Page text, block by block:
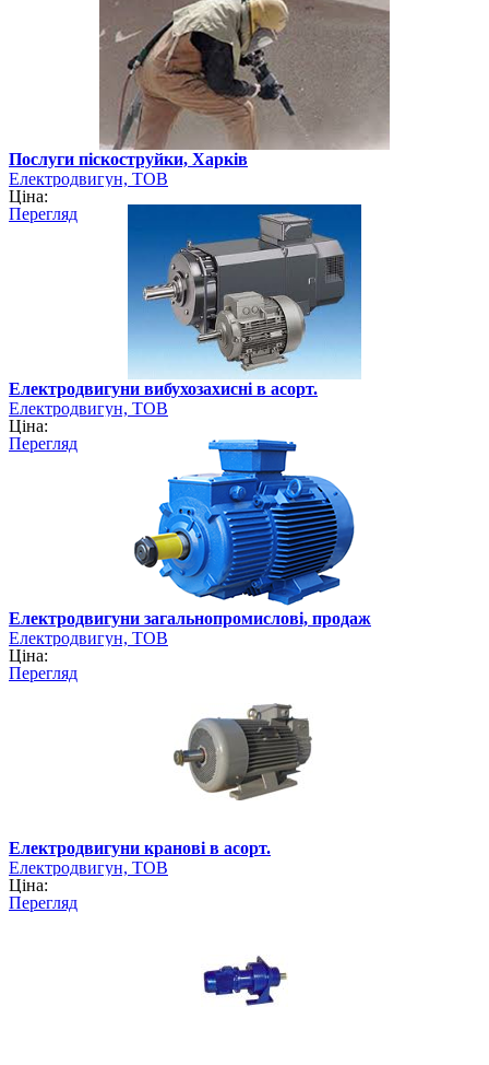
Послуги піскоструйки, Харків
Електродвигун, ТОВ
Ціна:
Перегляд
Електродвигуни вибухозахисні в асорт.
Електродвигун, ТОВ
Ціна:
Перегляд
Електродвигуни загальнопромислові, продаж
Електродвигун, ТОВ
Ціна:
Перегляд
Електродвигуни кранові в асорт.
Електродвигун, ТОВ
Ціна:
Перегляд